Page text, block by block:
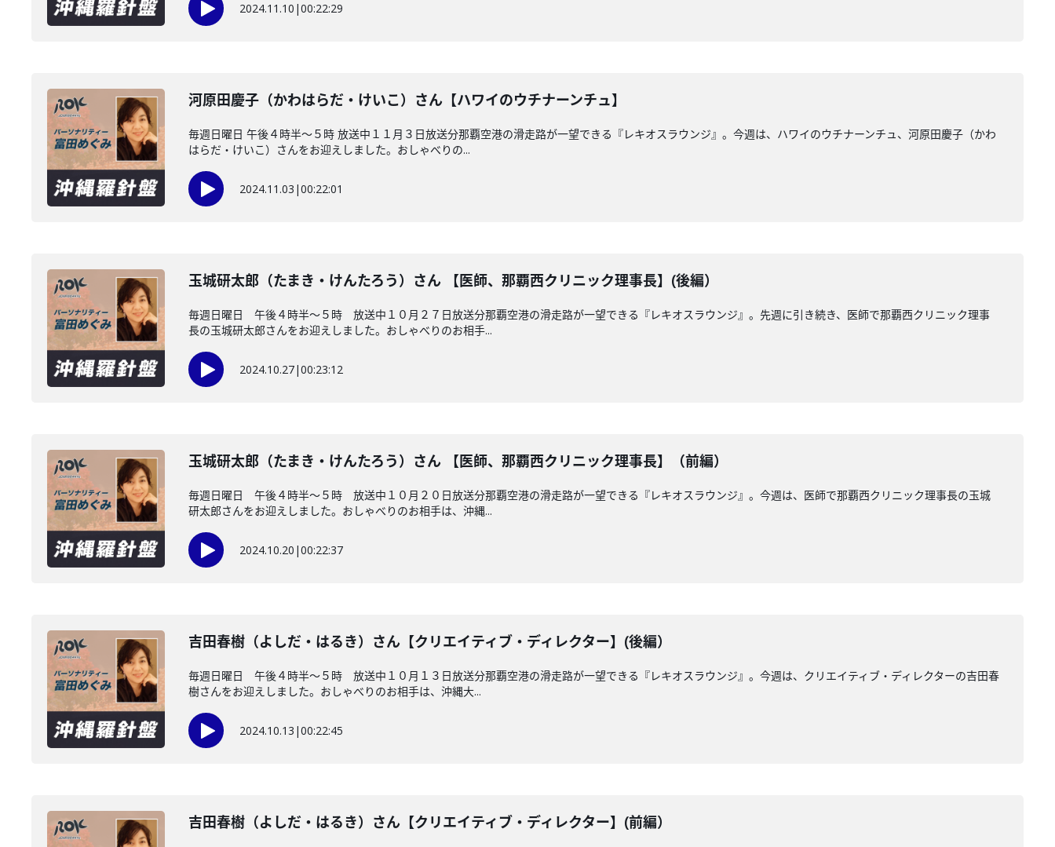
2024.11.10 |00:22:29
河原田慶子（かわはらだ・けいこ）さん【ハワイのウチナーンチュ】
毎週日曜日 午後４時半～５時 放送中１１月３日放送分那覇空港の滑走路が一望できる『レキオスラウンジ』。今週は、ハワイのウチナーンチュ、河原田慶子（かわ
はらだ・けいこ）さんをお迎えしました。おしゃべりの...
2024.11.03 |00:22:01
玉城研太郎（たまき・けんたろう）さん 【医師、那覇西クリニック理事長】(後編）
毎週日曜日 午後４時半～５時 放送中１０月２７日放送分那覇空港の滑走路が一望できる『レキオスラウンジ』。先週に引き続き、医師で那覇西クリニック理事
長の玉城研太郎さんをお迎えしました。おしゃべりのお相手...
2024.10.27|00:23:12
玉城研太郎（たまき・けんたろう）さん 【医師、那覇西クリニック理事長】（前編）
毎週日曜日 午後４時半～５時 放送中１０月２０日放送分那覇空港の滑走路が一望できる『レキオスラウンジ』。今週は、医師で那覇西クリニック理事長の玉城
研太郎さんをお迎えしました。おしゃべりのお相手は、沖縄...
2024.10.20 |00:22:37
吉田春樹（よしだ・はるき）さん【クリエイティブ・ディレクター】(後編）
毎週日曜日 午後４時半～５時 放送中１０月１３日放送分那覇空港の滑走路が一望できる『レキオスラウンジ』。今週は、クリエイティブ・ディレクターの吉田春
樹さんをお迎えしました。おしゃべりのお相手は、沖縄大...
2024.10.13 |00:22:45
吉田春樹（よしだ・はるき）さん【クリエイティブ・ディレクター】(前編）